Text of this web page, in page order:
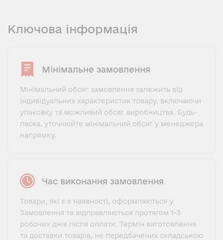
Ключова інформація
Мінімальне замовлення
Мінімальний обсяг замовлення залежить від
індивідуальних характеристик товару, включаючи
упаковку та можливий обсяг виробництва. Будь-
ласка, уточнюйте мінімальний обсяг у менеджера
напрямку.
Час виконання замовлення
Товари, які є в наявності, оформляються у
Замовлення та відправляються протягом 1-3
робочих днів після оплати. Термін виготовлення
та доставки товарів, не передбачених складською